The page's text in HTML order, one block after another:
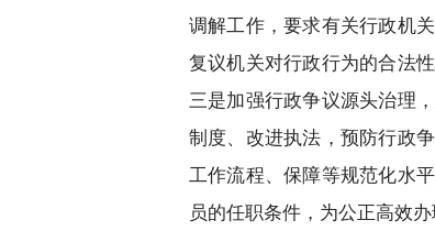
调解工作，要求有关行政机
复议机关对行政行为的合法
三是加强行政争议源头治理
制度、改进执法，预防行政
工作流程、保障等规范化水
员的任职条件，为公正高效